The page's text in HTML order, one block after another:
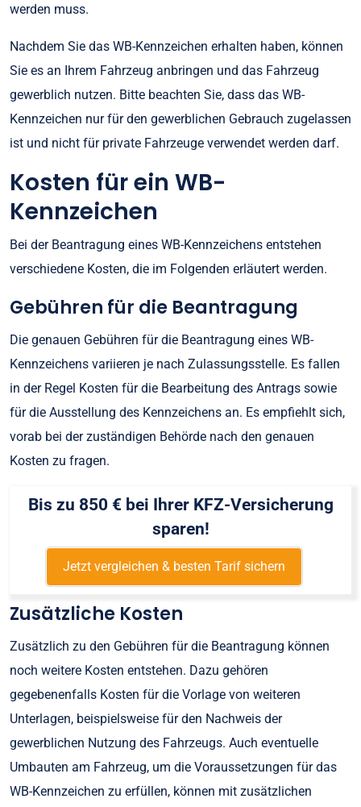
werden muss.
Nachdem Sie das WB-Kennzeichen erhalten haben, können
Sie es an Ihrem Fahrzeug anbringen und das Fahrzeug
gewerblich nutzen. Bitte beachten Sie, dass das WB-
Kennzeichen nur für den gewerblichen Gebrauch zugelassen
ist und nicht für private Fahrzeuge verwendet werden darf.
Kosten für ein WB-
Kennzeichen
Bei der Beantragung eines WB-Kennzeichens entstehen
verschiedene Kosten, die im Folgenden erläutert werden.
Gebühren für die Beantragung
Die genauen Gebühren für die Beantragung eines WB-
Kennzeichens variieren je nach Zulassungsstelle. Es fallen
in der Regel Kosten für die Bearbeitung des Antrags sowie
für die Ausstellung des Kennzeichens an. Es empfiehlt sich,
vorab bei der zuständigen Behörde nach den genauen
Kosten zu fragen.
Bis zu 850 € bei Ihrer KFZ-Versicherung
sparen!
Jetzt vergleichen & besten Tarif sichern
Zusätzliche Kosten
Zusätzlich zu den Gebühren für die Beantragung können
noch weitere Kosten entstehen. Dazu gehören
gegebenenfalls Kosten für die Vorlage von weiteren
Unterlagen, beispielsweise für den Nachweis der
gewerblichen Nutzung des Fahrzeugs. Auch eventuelle
Umbauten am Fahrzeug, um die Voraussetzungen für das
WB-Kennzeichen zu erfüllen, können mit zusätzlichen